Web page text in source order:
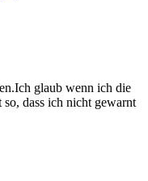
glaub wenn ich die
so, dass ich nicht gewarnt